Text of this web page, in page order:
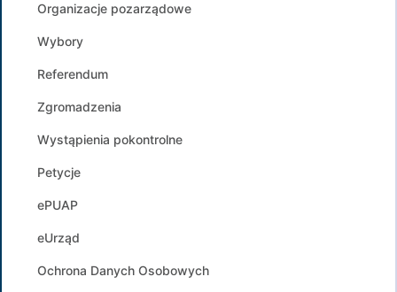
Organizacje pozarządowe
Wybory
Referendum
Zgromadzenia
Wystąpienia pokontrolne
Petycje
ePUAP
eUrząd
Ochrona Danych Osobowych